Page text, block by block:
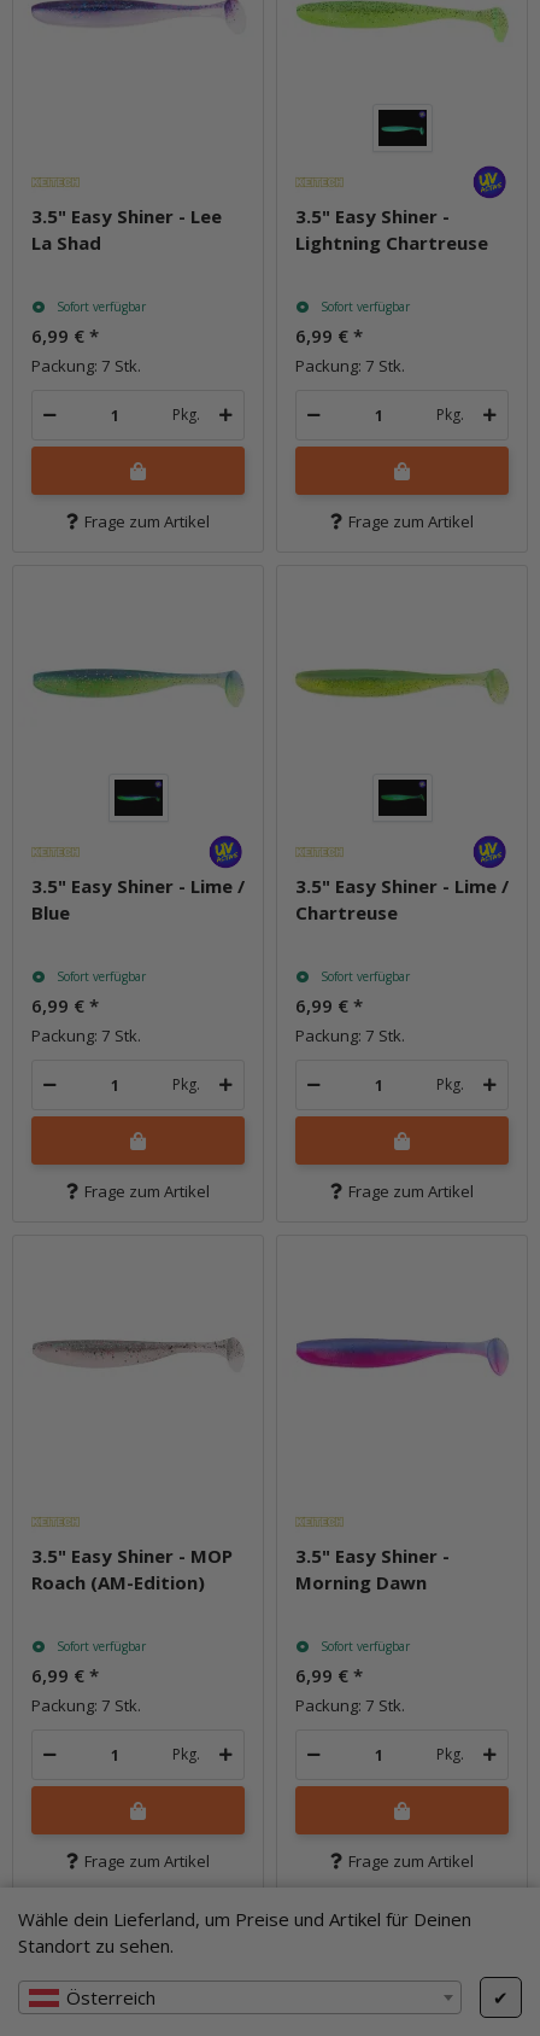
Wähle dein Lieferland, um Preise und Artikel für Deinen
Standort zu sehen.
Österreich ✔
3.5" Easy Shiner - Lee
La Shad
Sofort verfügbar
6,99 € *
Packung: 7 Stk.
Pkg.
Frage zum Artikel
3.5" Easy Shiner -
Lightning Chartreuse
Sofort verfügbar
6,99 € *
Packung: 7 Stk.
Pkg.
Frage zum Artikel
3.5" Easy Shiner - Lime /
Blue
Sofort verfügbar
6,99 € *
Packung: 7 Stk.
Pkg.
Frage zum Artikel
3.5" Easy Shiner - Lime /
Chartreuse
Sofort verfügbar
6,99 € *
Packung: 7 Stk.
Pkg.
Frage zum Artikel
3.5" Easy Shiner - MOP
Roach (AM-Edition)
Sofort verfügbar
6,99 € *
Packung: 7 Stk.
Pkg.
Frage zum Artikel
3.5" Easy Shiner -
Morning Dawn
Sofort verfügbar
6,99 € *
Packung: 7 Stk.
Pkg.
Frage zum Artikel